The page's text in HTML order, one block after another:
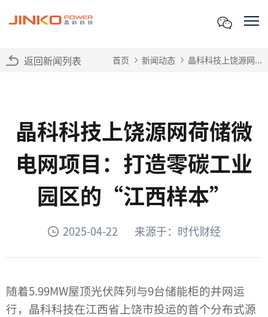
返回新闻列表 首页 新闻动态 晶科科技上饶源网...
晶科科技上饶源网荷储微
电网项目：打造零碳工业
园区的“江西样本”
2025-04-22 来源于：时代财经
随着5.99MW屋顶光伏阵列与9台储能柜的并网运
行， 晶科科技在江西省上饶市投运的首个分布式源